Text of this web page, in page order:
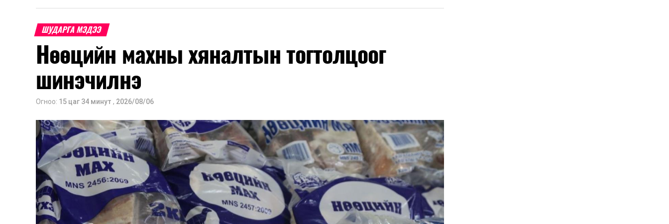
Улс уг хоригт хамрагдахгүй гэдгийг онцоллоо. Мөн БНХАУ, БНСУ-аас шаардлагатай
Тэрбээр шатахууны нөөц, түгээлтийн мэдээллийг иргэдэд ил тод хүргэж, 33 жилийн
дараа анх удаа хэрэгжиж буй шатахуун нөөцлөх 22 сав, агуулахын барилгын ажлын
явцыг Засгийн газар болон олон нийтэд тогтмол мэдээлэхийг үүрэг болгожээ.
хэмжээний тухай” Засгийн газрын тогтоолоор бүх төрлийн шатахууны импортын
гаалийн албан татварыг 2027 оны хоёрдугаар сарын 1 хүртэл тэг хувиар тогтоолоо.
Мөн газрын тосны бүтээгдэхүүн, шатахууныг хилээр шуурхай нэвтрүүлэх, тээвэрлэх,
буулгах, гадаад вагонцистерний ашиглалтын төлбөр, хураамжийг хөнгөвчлөх,
шаардлага хангасан зөвшөөрлийн хүсэлтийг түргэн шийдвэрлэх, шатахууны
нийлүүлэлтийн тогтвортой байдлыг хангахыг холбогдох сайд нарт үүрэг болголоо.
ШУДАРГА МЭДЭЭ
Нөөцийн махны хяналтын тогтолцоог
шинэчилнэ
Огноо: 15 цаг 34 минут , 2026/08/06